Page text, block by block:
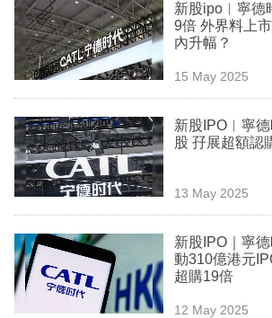
職
場
生
時
事
欄
訂
閱
新股ipo︳寧德
9倍 外界料上
內升幅？
15 May 2025
新股IPO︳寧
股 孖展超額
13 May 2025
新股IPO｜寧
動310億港元
超購19倍
12 May 2025